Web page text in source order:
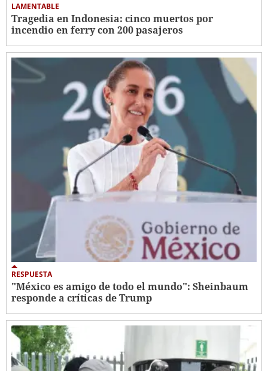
LAMENTABLE
Tragedia en Indonesia: cinco muertos por
incendio en ferry con 200 pasajeros
RESPUESTA
"México es amigo de todo el mundo": Sheinbaum
responde a críticas de Trump